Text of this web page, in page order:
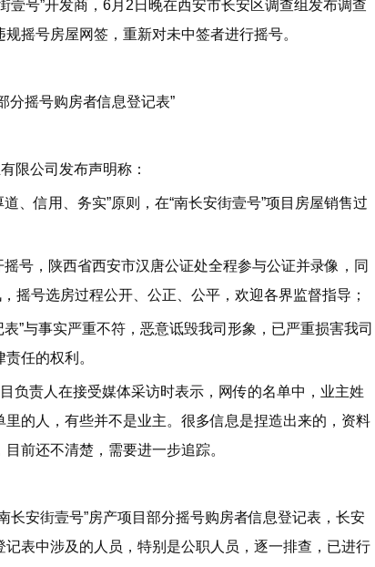
号”开发商，6月2日晚在西安市长安区调查组发布调查
摇号房屋网签，重新对未中签者进行摇号。
摇号购房者信息登记表”
公司发布声明称：
信用、务实”原则，在“南长安街壹号”项目房屋销售过
，陕西省西安市汉唐公证处全程参与公证并录像，同
摇号选房过程公开、公正、公平，欢迎各界监督指导；
与事实严重不符，恶意诋毁我司形象，已严重损害我司
任的权利。
责人在接受媒体采访时表示，网传的名单中，业主姓
的人，有些并不是业主。很多信息是捏造出来的，资料
前还不清楚，需要进一步追踪。
安街壹号”房产项目部分摇号购房者信息登记表，长安
表中涉及的人员，特别是公职人员，逐一排查，已进行